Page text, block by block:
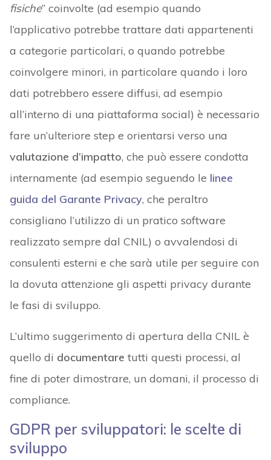
fisiche” coinvolte (ad esempio quando
l’applicativo potrebbe trattare dati appartenenti
a categorie particolari, o quando potrebbe
coinvolgere minori, in particolare quando i loro
dati potrebbero essere diffusi, ad esempio
all’interno di una piattaforma social) è necessario
fare un’ulteriore step e orientarsi verso una
valutazione d’impatto, che può essere condotta
internamente (ad esempio seguendo le linee
guida del Garante Privacy, che peraltro
consigliano l’utilizzo di un pratico software
realizzato sempre dal CNIL) o avvalendosi di
consulenti esterni e che sarà utile per seguire con
la dovuta attenzione gli aspetti privacy durante
le fasi di sviluppo.
L’ultimo suggerimento di apertura della CNIL è
quello di documentare tutti questi processi, al
fine di poter dimostrare, un domani, il processo di
compliance.
GDPR per sviluppatori: le scelte di
sviluppo